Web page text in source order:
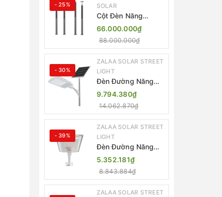
- 25%
SOLAR
Cột Đèn Năng
Lượng Mặt Trời Dọc
Thông Minh ZSR-
YYDS-360 | ZALAA
Jsc
66.000.000₫
88.000.000₫
- 30%
ZALAA SOLAR STREET
LIGHT
Đèn Đường Năng
Lượng Mặt Trời
Thông Minh Điều
Khiển MPPT ZL-
GMX01 ZALAA
9.794.380₫
14.062.870₫
- 39%
ZALAA SOLAR STREET
LIGHT
Đèn Đường Năng
Lượng Mặt Trời
Nhôm Đúc ZALAA
ZL-BWH Cao Cấp
IP65
5.352.181₫
8.843.884₫
ZALAA SOLAR STREET